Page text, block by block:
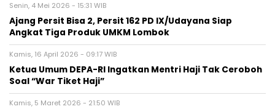
Senin, 4 Mei 2026 - 15:31 WIB
Ajang Persit Bisa 2, Persit 162 PD IX/Udayana Siap
Angkat Tiga Produk UMKM Lombok
Kamis, 16 April 2026 - 09:17 WIB
Ketua Umum DEPA-RI Ingatkan Mentri Haji Tak Ceroboh
Soal “War Tiket Haji”
Kamis, 5 Maret 2026 - 21:50 WIB